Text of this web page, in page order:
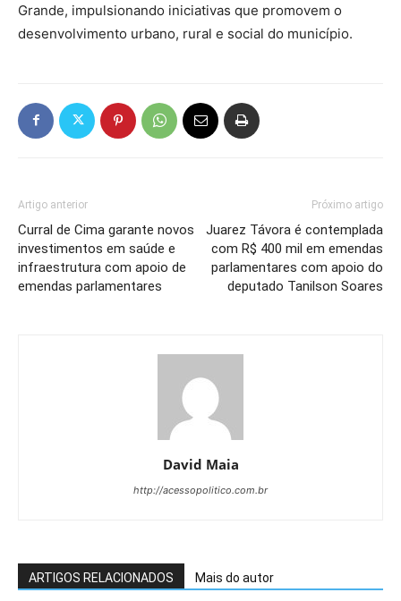
Grande, impulsionando iniciativas que promovem o
desenvolvimento urbano, rural e social do município.
Artigo anterior
Curral de Cima garante novos
investimentos em saúde e
infraestrutura com apoio de
emendas parlamentares
Próximo artigo
Juarez Távora é contemplada
com R$ 400 mil em emendas
parlamentares com apoio do
deputado Tanilson Soares
David Maia
http://acessopolitico.com.br
ARTIGOS RELACIONADOS Mais do autor